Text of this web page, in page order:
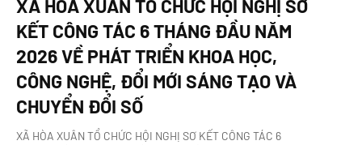
XÃ HÒA XUÂN TỔ CHỨC HỘI NGHỊ SƠ
KẾT CÔNG TÁC 6 THÁNG ĐẦU NĂM
2026 VỀ PHÁT TRIỂN KHOA HỌC,
CÔNG NGHỆ, ĐỔI MỚI SÁNG TẠO VÀ
CHUYỂN ĐỔI SỐ
XÃ HÒA XUÂN TỔ CHỨC HỘI NGHỊ SƠ KẾT CÔNG TÁC 6